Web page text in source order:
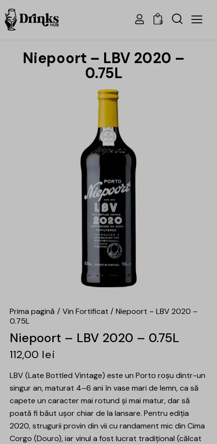
0
Niepoort – LBV 2020 –
0.75L
Prima pagină Vin Fortificat
Niepoort – LBV 2020 –
0.75L
Niepoort – LBV 2020 – 0.75L
112,00 lei
LBV (Late Bottled Vintage) este un Porto roșu dintr-un
singur an, maturat 4–6 ani în vase mari de lemn, ca să
capete un caracter mai rotund și mai matur, dar să
poată fi băut ușor chiar de la lansare. Pentru ediția
2020, strugurii provin din vii cu randament mic din Cima
Corgo (Douro), iar vinul a fost lucrat tradițional (călcat